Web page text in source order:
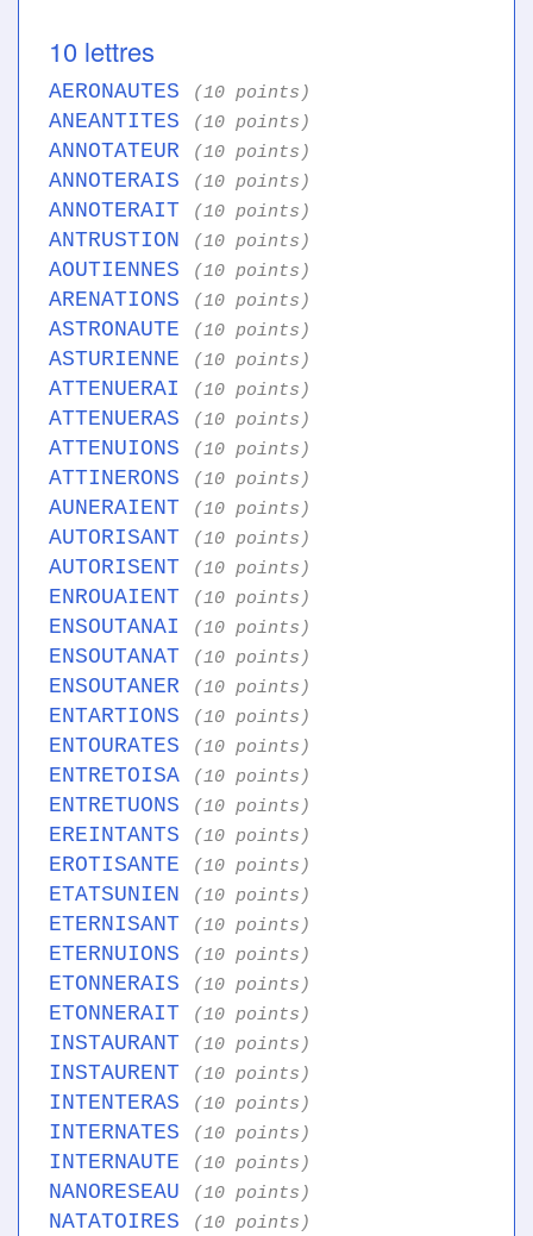
10 lettres
AERONAUTES (10 points)
ANEANTITES (10 points)
ANNOTATEUR (10 points)
ANNOTERAIS (10 points)
ANNOTERAIT (10 points)
ANTRUSTION (10 points)
AOUTIENNES (10 points)
ARENATIONS (10 points)
ASTRONAUTE (10 points)
ASTURIENNE (10 points)
ATTENUERAI (10 points)
ATTENUERAS (10 points)
ATTENUIONS (10 points)
ATTINERONS (10 points)
AUNERAIENT (10 points)
AUTORISANT (10 points)
AUTORISENT (10 points)
ENROUAIENT (10 points)
ENSOUTANAI (10 points)
ENSOUTANAT (10 points)
ENSOUTANER (10 points)
ENTARTIONS (10 points)
ENTOURATES (10 points)
ENTRETOISA (10 points)
ENTRETUONS (10 points)
EREINTANTS (10 points)
EROTISANTE (10 points)
ETATSUNIEN (10 points)
ETERNISANT (10 points)
ETERNUIONS (10 points)
ETONNERAIS (10 points)
ETONNERAIT (10 points)
INSTAURANT (10 points)
INSTAURENT (10 points)
INTENTERAS (10 points)
INTERNATES (10 points)
INTERNAUTE (10 points)
NANORESEAU (10 points)
NATATOIRES (10 points)